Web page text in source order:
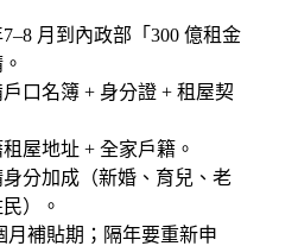
7–8 月 到內政部「300 億租金
戶口名簿 + 身分證 + 租屋契
屋地址 + 全家戶籍。
身分加成 （新婚、育兒、老
）。
月補貼期 ；隔年要重新申